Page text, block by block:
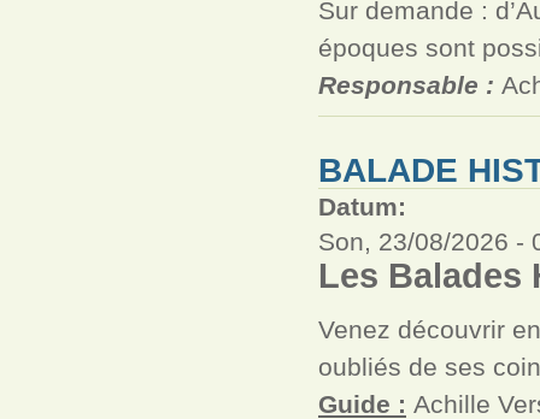
Sur demande :
époques sont
Responsable :
BALADE
Datum:
Son, 23/08/2026 -
Les
Venez découvrir
oubliés de ses
Guide : Achille